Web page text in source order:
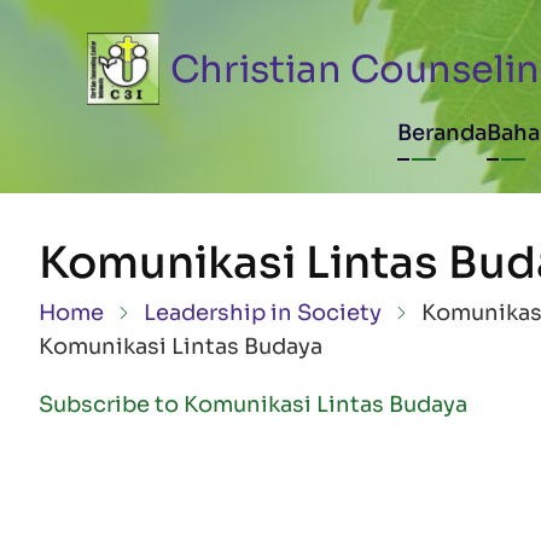
Skip to main content
Christian
Main
Beranda
Komunikasi Lintas
Breadcrumb
Home Leadership in Society
Komunikasi Lintas Budaya
Subscribe to Komunikasi Lintas Budaya